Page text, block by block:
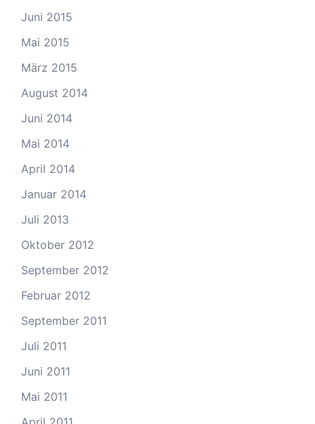
Juni 2015
Mai 2015
März 2015
August 2014
Juni 2014
Mai 2014
April 2014
Januar 2014
Juli 2013
Oktober 2012
September 2012
Februar 2012
September 2011
Juli 2011
Juni 2011
Mai 2011